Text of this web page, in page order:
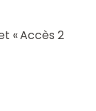
« Accès 2